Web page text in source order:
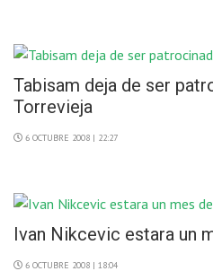
Tabisam deja de ser
Torrevieja
6 OCTUBRE 2008 | 22:27
Ivan Nikcevic estara un
6 OCTUBRE 2008 | 18:04